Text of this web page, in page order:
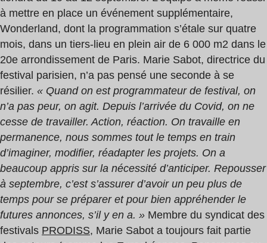
à mettre en place un événement supplémentaire,
Wonderland, dont la programmation s’étale sur quatre
mois, dans un tiers-lieu en plein air de 6 000 m2 dans le
20e arrondissement de Paris. Marie Sabot, directrice du
festival parisien, n’a pas pensé une seconde à se
résilier. « Quand on est programmateur de festival, on
n’a pas peur, on agit. Depuis l’arrivée du Covid, on ne
cesse de travailler. Action, réaction. On travaille en
permanence, nous sommes tout le temps en train
d’imaginer, modifier, réadapter les projets. On a
beaucoup appris sur la nécessité d’anticiper. Repousser
à septembre, c’est s’assurer d’avoir un peu plus de
temps pour se préparer et pour bien appréhender le
futures annonces, s’il y en a. » Membre du syndicat des
festivals PRODISS, Marie Sabot a toujours fait partie